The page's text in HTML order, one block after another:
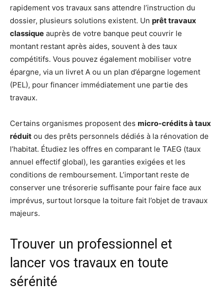
rapidement vos travaux sans attendre l’instruction du
dossier, plusieurs solutions existent. Un prêt travaux
classique auprès de votre banque peut couvrir le
montant restant après aides, souvent à des taux
compétitifs. Vous pouvez également mobiliser votre
épargne, via un livret A ou un plan d’épargne logement
(PEL), pour financer immédiatement une partie des
travaux.
Certains organismes proposent des micro-crédits à taux
réduit ou des prêts personnels dédiés à la rénovation de
l’habitat. Étudiez les offres en comparant le TAEG (taux
annuel effectif global), les garanties exigées et les
conditions de remboursement. L’important reste de
conserver une trésorerie suffisante pour faire face aux
imprévus, surtout lorsque la toiture fait l’objet de travaux
majeurs.
Trouver un professionnel et
lancer vos travaux en toute
sérénité